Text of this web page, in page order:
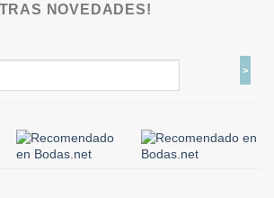
NOVEDADES!